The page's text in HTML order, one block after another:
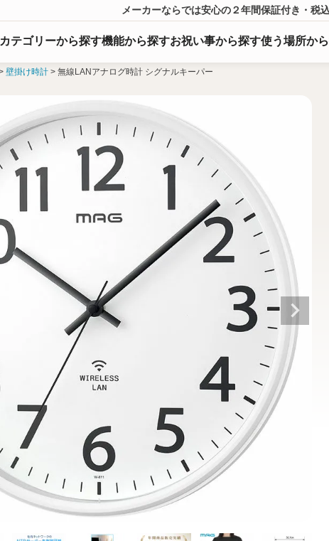
メーカーならでは安心の２年間保証付き・税
カテゴリーから探す機能から探すお祝い事から探す使う場所か
壁掛け時計 無線LANアナログ時計 シグナルキーパー